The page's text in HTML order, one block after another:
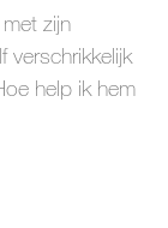
zijn
verschrikkelijk
help ik hem